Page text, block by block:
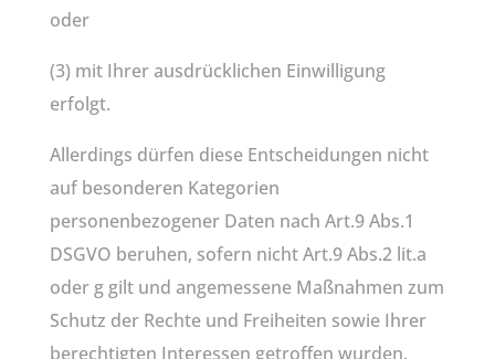
oder
(3) mit Ihrer ausdrücklichen Einwilligung
erfolgt.
Allerdings dürfen diese Entscheidungen nicht
auf besonderen Kategorien
personenbezogener Daten nach Art.9 Abs.1
DSGVO beruhen, sofern nicht Art.9 Abs.2 lit.a
oder g gilt und angemessene Maßnahmen zum
Schutz der Rechte und Freiheiten sowie Ihrer
berechtigten Interessen getroffen wurden.